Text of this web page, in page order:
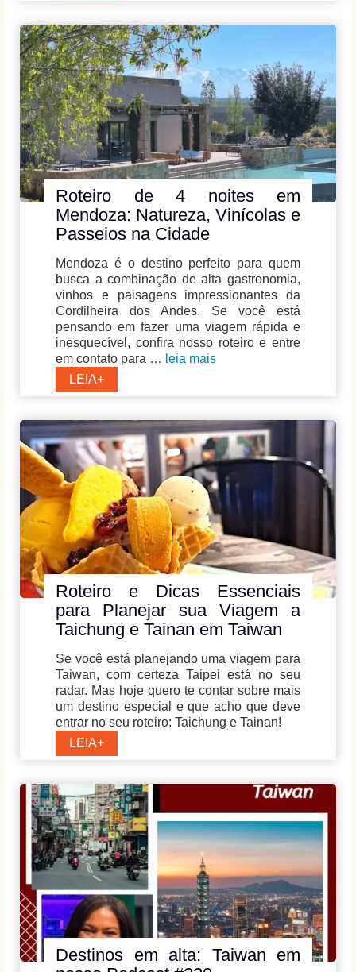
Paulo:
Melhores
Shoppings
para
crianças
Roteiro de 4 noites em
Mendoza: Natureza, Vinícolas e
Passeios na Cidade
Mendoza é o destino perfeito para quem
busca a combinação de alta gastronomia,
vinhos e paisagens impressionantes da
Cordilheira dos Andes. Se você está
pensando em fazer uma viagem rápida e
inesquecível, confira nosso roteiro e entre
em contato para … leia mais
LEIA+Roteiro
de
noites
em
Mendoza:
Natureza,
Vinícolas
e
Passeios
na
Cidade
Roteiro e Dicas Essenciais
para Planejar sua Viagem a
Taichung e Tainan em Taiwan
Se você está planejando uma viagem para
Taiwan, com certeza Taipei está no seu
radar. Mas hoje quero te contar sobre mais
um destino especial e que acho que deve
entrar no seu roteiro: Taichung e Tainan!
LEIA+Roteiro
e
Essenciais
para
Planejar
sua
Viagem
a
Taichung
e
Tainan
em
Taiwan
Destinos em alta: Taiwan em